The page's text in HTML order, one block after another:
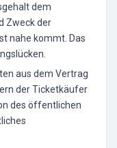
dem
Zweck der
nahe kommt. Das
aus dem Vertrag
der Ticketkäufer
des öffentlichen